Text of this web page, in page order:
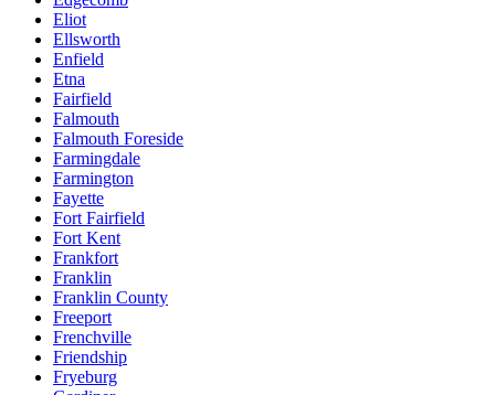
Eliot
Ellsworth
Enfield
Etna
Fairfield
Falmouth
Falmouth Foreside
Farmingdale
Farmington
Fayette
Fort Fairfield
Fort Kent
Frankfort
Franklin
Franklin County
Freeport
Frenchville
Friendship
Fryeburg